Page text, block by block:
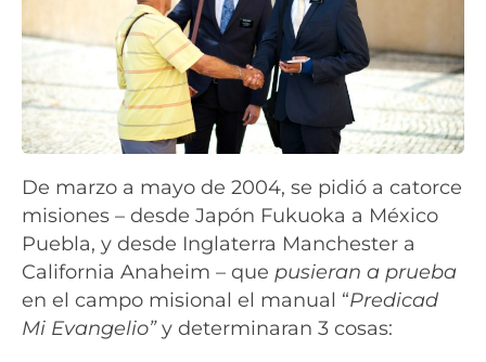
De marzo a mayo de 2004, se pidió a catorce
misiones – desde Japón Fukuoka a México
Puebla, y desde Inglaterra Manchester a
California Anaheim – que pusieran a prueba
en el campo misional el manual “Predicad
Mi Evangelio”y determinaran 3 cosas: